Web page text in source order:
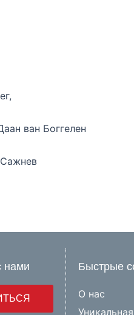
ван Боггелен
нами Быстрые
О нас